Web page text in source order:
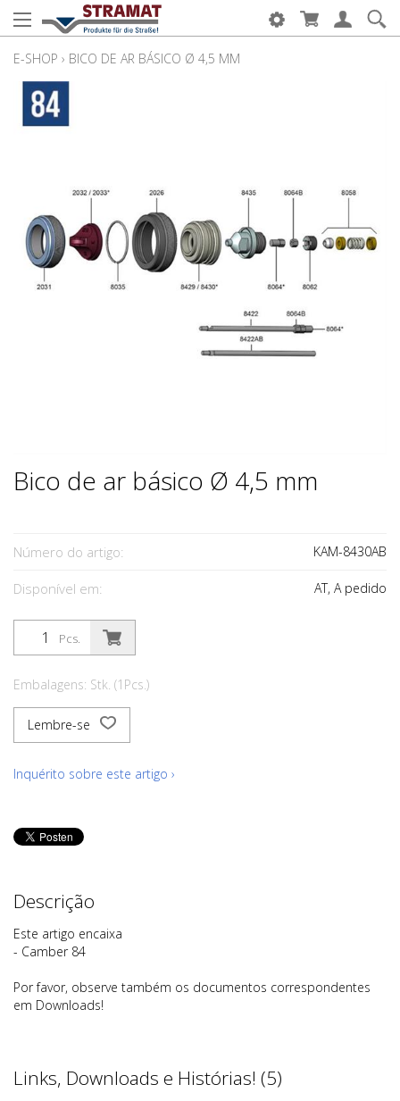
E-SHOP › BICO DE AR BÁSICO Ø 4,5 MM
Bico de ar básico Ø 4,5 mm
Número do artigo: KAM-8430AB
Disponível em: AT, A pedido
Pcs.
Embalagens: Stk. (1Pcs.)
Lembre-se
Inquérito sobre este artigo ›
Descrição
Este artigo encaixa
- Camber 84
Por favor, observe também os documentos correspondentes
em Downloads!
Links, Downloads e Histórias! (5)